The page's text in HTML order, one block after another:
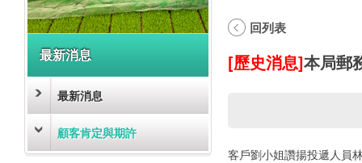
最新消息
最新消息
顧客肯定與期許
回列表
[歷史消息]本局郵
客戶劉小姐讚揚投遞人員